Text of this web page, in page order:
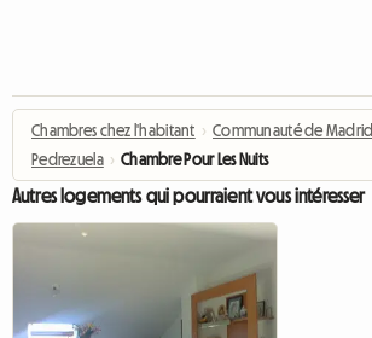
Chambres chez l'habitant › Communauté de Madrid
Pedrezuela › Chambre Pour Les Nuits
Autres logements qui pourraient vous intéresser